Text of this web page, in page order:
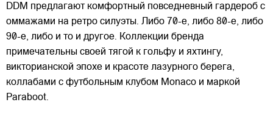
DDM предлагают комфортный повседневный гардероб с
оммажами на ретро силуэты. Либо 70-е, либо 80-е, либо
90-е, либо и то и другое. Коллекции бренда
примечательны своей тягой к гольфу и яхтингу,
викторианской эпохе и красоте лазурного берега,
коллабами с футбольным клубом Monaco и маркой
Paraboot.